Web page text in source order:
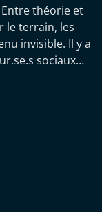
Entre théorie et
le terrain, les
invisible. Il y a
sociaux
social est